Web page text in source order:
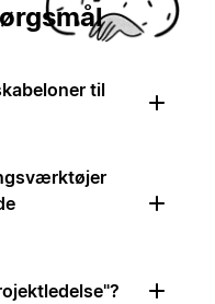
til